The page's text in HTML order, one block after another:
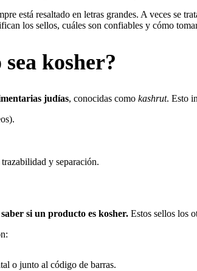
está resaltado en letras grandes. A veces se
los sellos, cuáles son confiables y cómo
kosher?
judías, conocidas como kashrut. Esto
y separación.
si un producto es kosher. Estos sellos los
o junto al código de barras.